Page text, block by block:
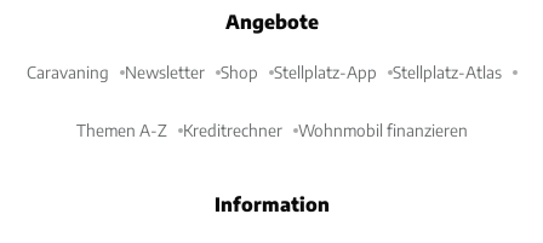
Angebote
Caravaning Newsletter Shop Stellplatz-App Stellplatz-Atlas
Themen A-Z Kreditrechner Wohnmobil finanzieren
Information